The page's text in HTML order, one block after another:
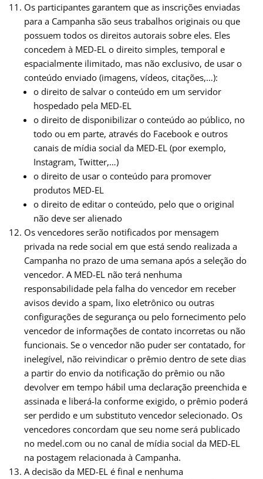
Os participantes garantem que as inscrições enviadas
para a Campanha são seus trabalhos originais ou que
possuem todos os direitos autorais sobre eles. Eles
concedem à MED-EL o direito simples, temporal e
espacialmente ilimitado, mas não exclusivo, de usar o
conteúdo enviado (imagens, vídeos, citações,…):
o direito de salvar o conteúdo em um servidor
hospedado pela MED-EL
o direito de disponibilizar o conteúdo ao público, no
todo ou em parte, através do Facebook e outros
canais de mídia social da MED-EL (por exemplo,
Instagram, Twitter,…)
o direito de usar o conteúdo para promover
produtos MED-EL
o direito de editar o conteúdo, pelo que o original
não deve ser alienado
Os vencedores serão notificados por mensagem
privada na rede social em que está sendo realizada a
Campanha no prazo de uma semana após a seleção do
vencedor. A MED-EL não terá nenhuma
responsabilidade pela falha do vencedor em receber
avisos devido a spam, lixo eletrônico ou outras
configurações de segurança ou pelo fornecimento pelo
vencedor de informações de contato incorretas ou não
funcionais. Se o vencedor não puder ser contatado, for
inelegível, não reivindicar o prêmio dentro de sete dias
a partir do envio da notificação do prêmio ou não
devolver em tempo hábil uma declaração preenchida e
assinada e liberá-la conforme exigido, o prêmio poderá
ser perdido e um substituto vencedor selecionado. Os
vencedores concordam que seu nome será publicado
no medel.com ou no canal de mídia social da MED-EL
na postagem relacionada à Campanha.
A decisão da MED-EL é final e nenhuma